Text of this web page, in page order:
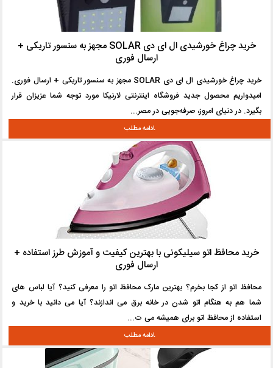
خرید چراغ خورشیدی ال ای دی SOLAR مجهز به سنسور تاریکی +
ارسال فوری
خرید چراغ خورشیدی ال ای دی SOLAR مجهز به سنسور تاریکی + ارسال فوری.
امیدواریم محصول جدید فروشگاه اینترنتی لارنیکا مورد توجه شما عزیزان قرار
بگیرد. در دنیای امروز، صرفه‌جویی در مصر...
خرید محافظ اتو سیلیکونی با بهترین کیفیت و آموزش طرز استفاده +
ارسال فوری
محافظ اتو از کجا بخرم؟ بهترین مارک محافظ اتو را معرفی کنید؟ آیا لباس های
شما هم به هنگام اتو شدن در خانه برق می اندازند؟ آیا می دانید با خرید و
استفاده از محافظ اتو برای همیشه می ت...